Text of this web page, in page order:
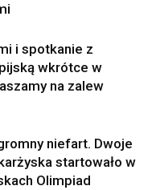
i spotkanie z
wkrótce w
na zalew
niefart. Dwoje
startowało w
Olimpiad